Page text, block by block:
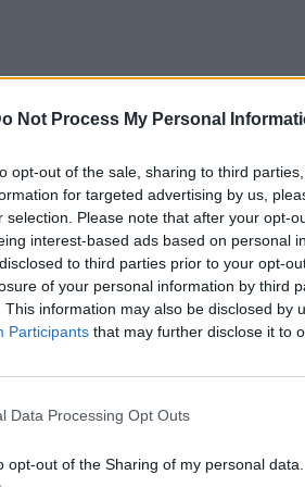
Not Process My Personal
opt-out of the sale, sharing to third
for targeted advertising by us,
selection. Please note that after your opt-
interest-based ads based on personal
to third parties prior to your opt-
of your personal information by third
This information may also be disclosed by
Participants that may further disclose it to
Data Processing Opt Outs
opt-out of the Sharing of my personal data.
χρωμάτων αποτέλεσε
κομψό γιορτινό τραπέζι
κύκλο βοηθά να
και αυτή η γνώση
τραπεζιού.